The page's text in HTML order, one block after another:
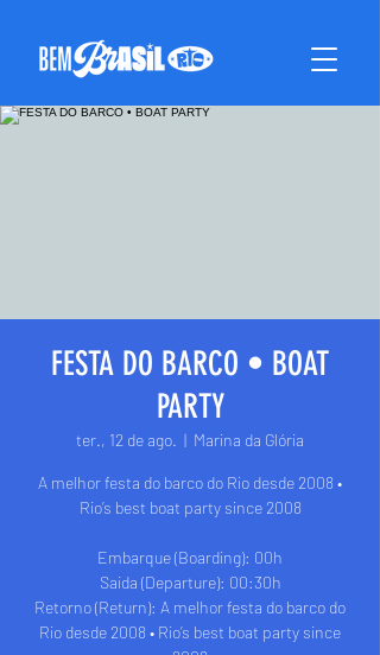
FESTA DO BARCO • BOAT
PARTY
ter., 12 de ago.
  |
Marina da Glória
A melhor festa do barco do Rio desde 2008 •
Rio’s best boat party since 2008
Embarque (Boarding): 00h
Saida (Departure): 00:30h
Retorno (Return): A melhor festa do barco do
Rio desde 2008 • Rio’s best boat party since